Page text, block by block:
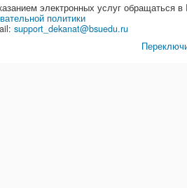
электронных услуг обращаться в
политики
support_dekanat@bsuedu.ru